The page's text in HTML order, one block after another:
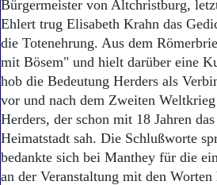
Bürgermeister von Altchristburg,
Ehlert trug Elisabeth Krahn das
die Totenehrung. Aus dem
mit Bösem" und hielt darüber eine
hob die Bedeutung Herders als
vor und nach dem Zweiten
Herders, der schon mit 18 Jahren
Heimatstadt sah. Die Schlußworte
bedankte sich bei Manthey für die
an der Veranstaltung mit den